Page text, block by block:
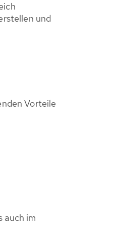
und
Vorteile
auch im